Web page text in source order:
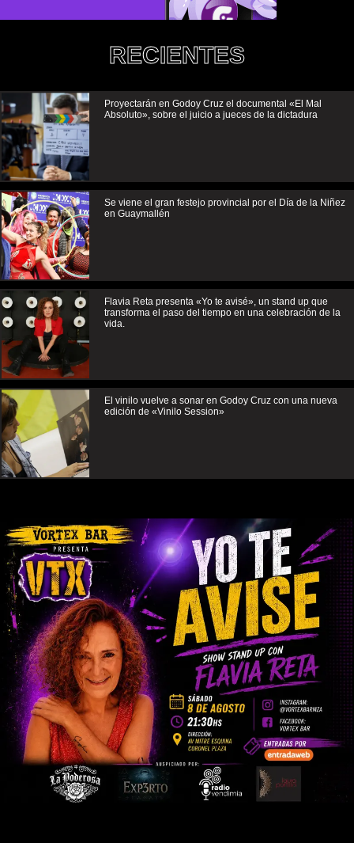
RECIENTES
Proyectarán en Godoy Cruz el documental «El Mal
Absoluto», sobre el juicio a jueces de la dictadura
Se viene el gran festejo provincial por el Día de la Niñez
en Guaymallén
Flavia Reta presenta «Yo te avisé», un stand up que
transforma el paso del tiempo en una celebración de la
vida.
El vinilo vuelve a sonar en Godoy Cruz con una nueva
edición de «Vinilo Session»